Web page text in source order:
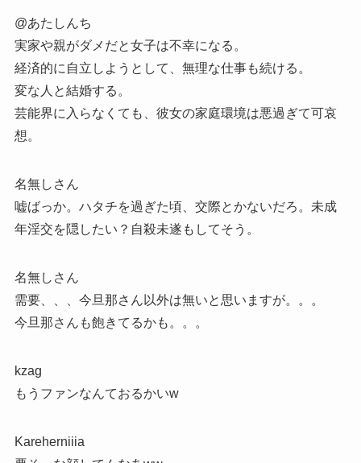
@あたしんち
実家や親がダメだと女子は不幸になる。
経済的に自立しようとして、無理な仕事も続ける。
変な人と結婚する。
芸能界に入らなくても、彼女の家庭環境は悪過ぎて可哀
想。
名無しさん
嘘ばっか。ハタチを過ぎた頃、交際とかないだろ。未成
年淫交を隠したい？自殺未遂もしてそう。
名無しさん
需要、、、今旦那さん以外は無いと思いますが。。。
今旦那さんも飽きてるかも。。。
kzag
もうファンなんておるかいw
Kareherniiia